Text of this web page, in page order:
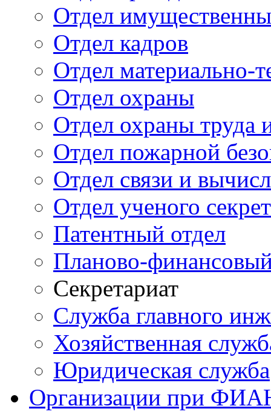
Отдел
Отдел кадров
Отдел материально-
Отдел охраны
Отдел охраны труда
Отдел пожарной
Отдел связи и
Отдел ученого
Патентный отдел
Планово-
Секретариат
Служба главного
Хозяйственная
Юридическая служба
Организации при